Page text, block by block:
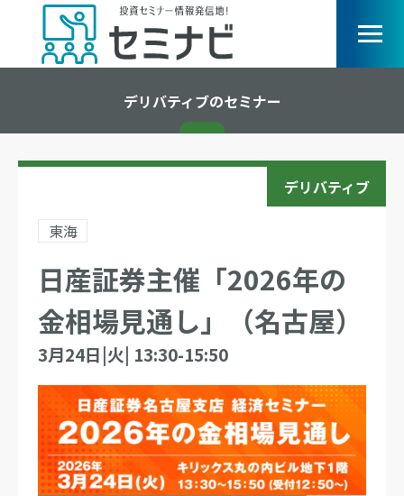
デリバティブのセミナー
デリバティブ
東海
日産証券主催「2026年の
金相場見通し」（名古屋）
3月24日|火| 13:30-15:50